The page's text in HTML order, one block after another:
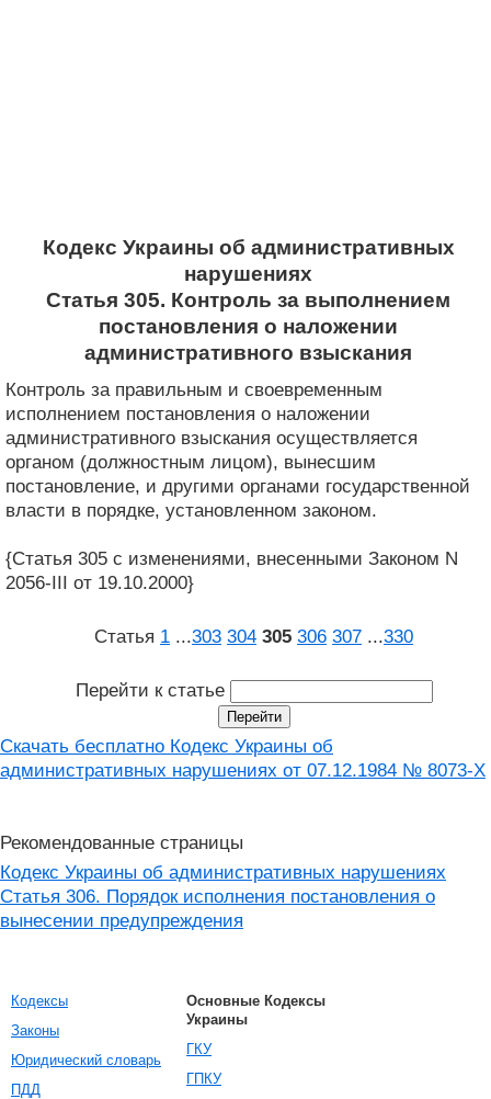
Кодекс Украины об административных
нарушениях
Статья 305. Контроль за выполнением
постановления о наложении
административного взыскания
Контроль за правильным и своевременным
исполнением постановления о наложении
административного взыскания осуществляется
органом (должностным лицом), вынесшим
постановление, и другими органами государственной
власти в порядке, установленном законом.
{Статья 305 с изменениями, внесенными Законом N
2056-III от 19.10.2000}
Статья 1 ...303 304 305 306 307 ...330
Перейти к статье
Скачать бесплатно Кодекс Украины об
административных нарушениях от 07.12.1984 № 8073-X
Рекомендованные страницы
Кодекс Украины об административных нарушениях
Статья 306. Порядок исполнения постановления о
вынесении предупреждения
Кодексы
Законы
Юридический словарь
ПДД
Основные Кодексы
Украины
ГКУ
ГПКУ